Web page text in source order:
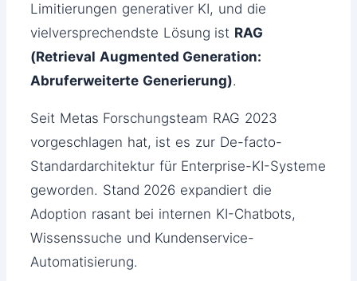
Limitierungen generativer KI, und die
vielversprechendste Lösung ist RAG
(Retrieval Augmented Generation:
Abruferweiterte Generierung).
Seit Metas Forschungsteam RAG 2023
vorgeschlagen hat, ist es zur De-facto-
Standardarchitektur für Enterprise-KI-Systeme
geworden. Stand 2026 expandiert die
Adoption rasant bei internen KI-Chatbots,
Wissenssuche und Kundenservice-
Automatisierung.